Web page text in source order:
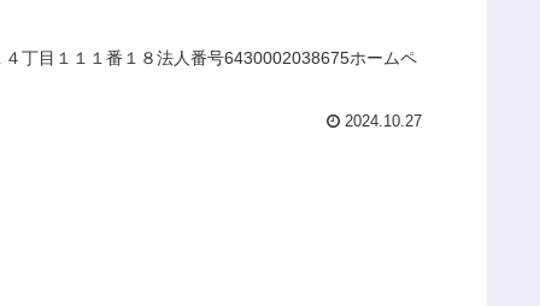
丁目１１１番１８法人番号6430002038675ホームペ
2024.10.27